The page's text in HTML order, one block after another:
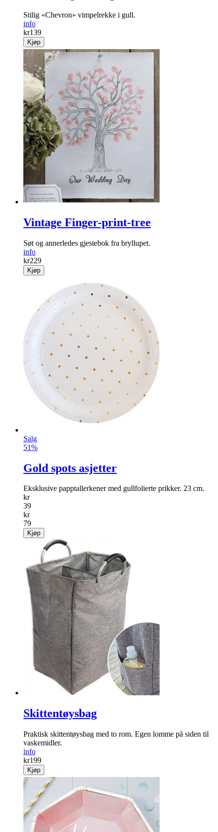
Stilig «Chevron» vimpelrekke i gull.
info
kr139
Kjøp
Vintage Finger-print-tree
Søt og annerledes gjestebok fra bryllupet.
info
kr229
Kjøp
Salg
51%
Gold spots asjetter
Eksklusive papptallerkener med gullfolierte prikker. 23 cm.
kr
39
kr
79
Kjøp
Skittentøysbag
Praktisk skittentøysbag med to rom. Egen lomme på siden til
vaskemidler.
info
kr199
Kjøp